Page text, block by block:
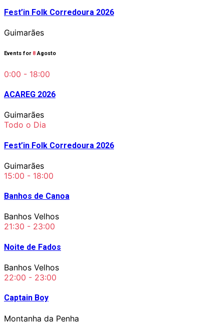
Fest’in Folk Corredoura 2026
Guimarães
Events for 8Agosto
0:00 - 18:00
ACAREG 2026
Guimarães
Todo o Dia
Fest’in Folk Corredoura 2026
Guimarães
15:00 - 18:00
Banhos de Canoa
Banhos Velhos
21:30 - 23:00
Noite de Fados
Banhos Velhos
22:00 - 23:00
Captain Boy
Montanha da Penha